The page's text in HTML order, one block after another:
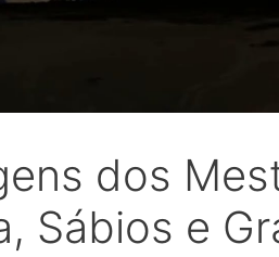
dos
Sábios e